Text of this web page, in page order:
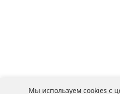
Мы используем cookies с